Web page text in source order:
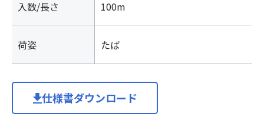
入数/長さ 100m
荷姿 たば
仕様書ダウンロード